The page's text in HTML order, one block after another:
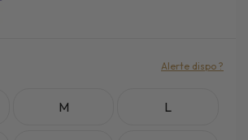
M L
Alerte dispo ?